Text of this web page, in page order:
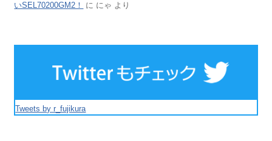
いSEL70200GM2！
に にゃ より
Tweets by r_fujikura